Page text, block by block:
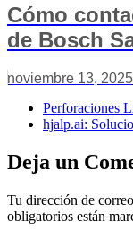
Cómo
de Bosch
noviembre 13, 2025
Perforaciones
hjalp.ai:
Deja un
Tu dirección de
obligatorios están